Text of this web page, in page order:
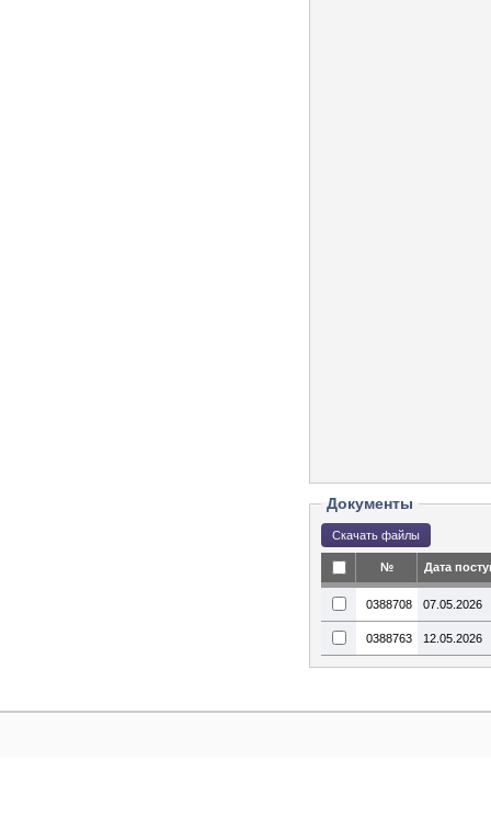
Документы
№ Дата
0388708 07.05.2026
0388763 12.05.2026